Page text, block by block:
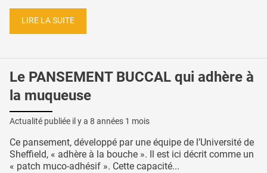
LIRE LA SUITE
Le PANSEMENT BUCCAL qui adhère à
la muqueuse
Actualité publiée il y a 8 années 1 mois
Ce pansement, développé par une équipe de l’Université de
Sheffield, « adhère à la bouche ». Il est ici décrit comme un
« patch muco-adhésif ». Cette capacité...